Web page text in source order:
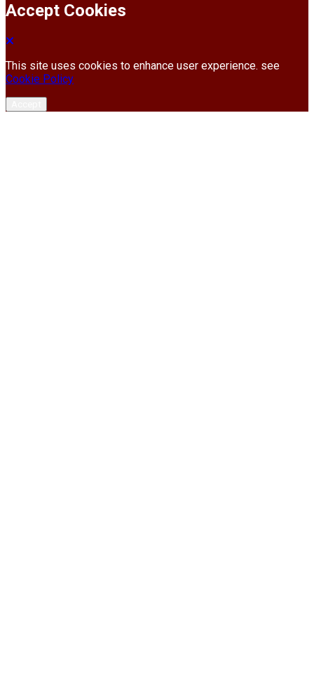
Accept Cookies
This site uses cookies to enhance user experience. see
Cookie Policy